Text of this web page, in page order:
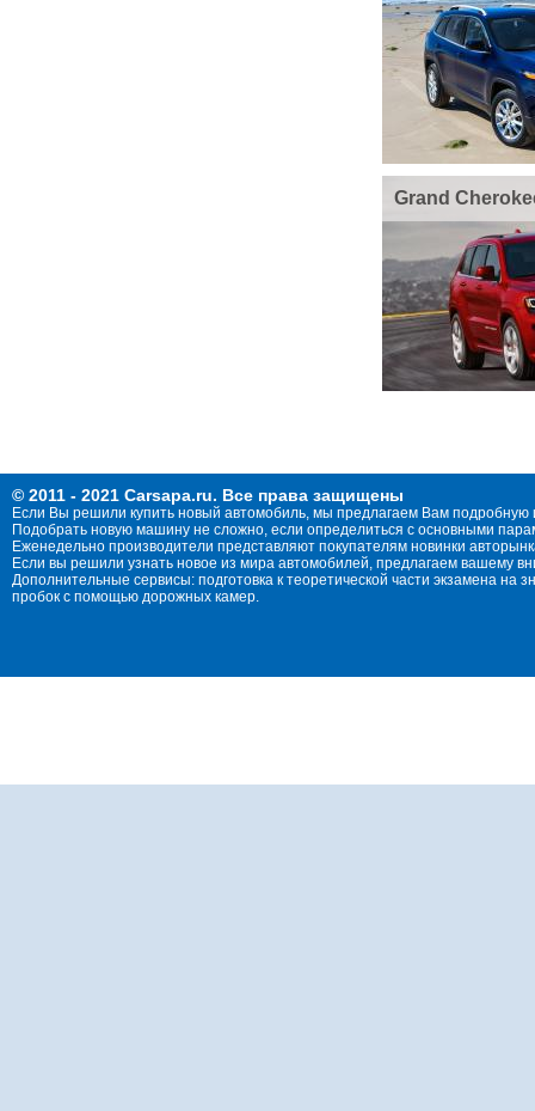
Grand
© 2011 - 2021 Carsapa.ru. Все права защищены
Если Вы решили купить новый автомобиль, мы предлагаем Вам
Подобрать новую машину не сложно, если определиться с основными
Еженедельно производители представляют покупателям новинки
Если вы решили узнать новое из мира автомобилей, предлагаем вашему
Дополнительные сервисы: подготовка к теоретической части экзамена
пробок с помощью дорожных камер.